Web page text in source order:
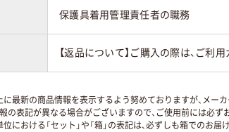
保護具着用管理責任者の職務
【返品について】ご購入の際は、ご利
最新の商品情報を表示するよう努めておりますが、メーカ
の表記が異なる場合がございますので、ご使用前には必
における「セット」や「箱」の表記は、必ずしも箱でのお